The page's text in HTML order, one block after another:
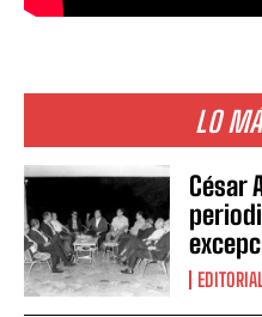
LO
César